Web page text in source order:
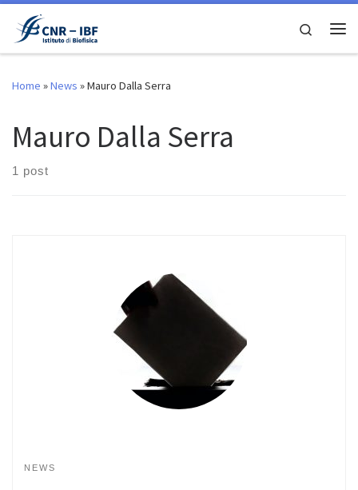
Skip to content
Search
Home »News »Mauro Dalla Serra
Mauro Dalla Serra
1 post
NEWS